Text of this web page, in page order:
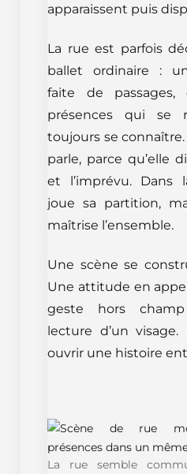
apparaissent puis
La rue est parfois
ballet ordinaire :
faite de passages,
présences qui se
toujours se
parle, parce qu’elle
et l’imprévu. Dans
joue sa partition,
maîtrise l’ensemble.
Une scène se
Une attitude en
geste hors
lecture d’un
ouvrir une histoire
La rue semble